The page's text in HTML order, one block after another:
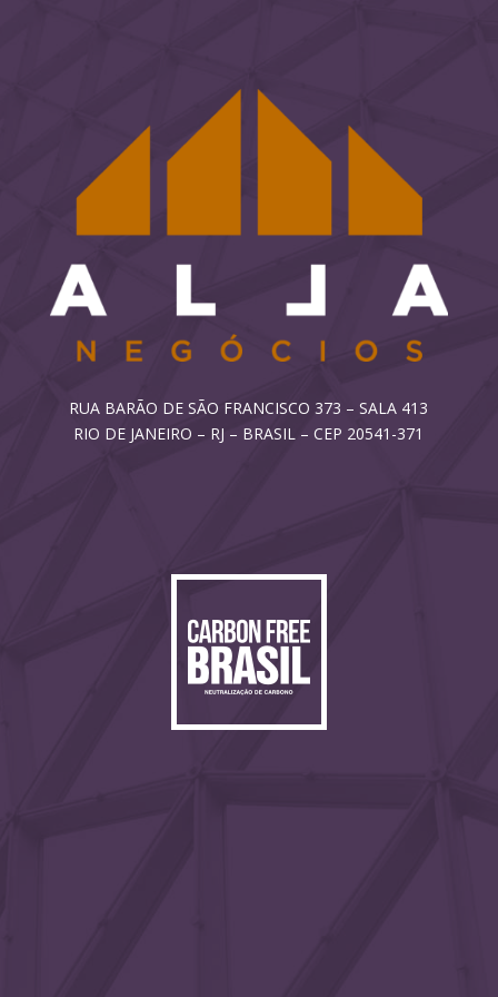
RUA BARÃO DE SÃO FRANCISCO 373 – SALA 413
RIO DE JANEIRO – RJ – BRASIL – CEP 20541-371